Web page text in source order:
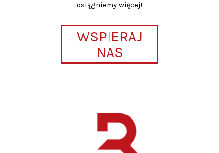
osiągniemy więcej!
WSPIERAJ
NAS